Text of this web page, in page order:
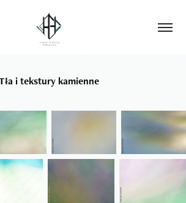
i tekstury kamienne